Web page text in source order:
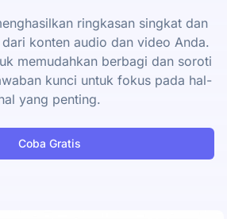
ringkasan singkat dan
konten audio dan video Anda.
memudahkan berbagi dan soroti
kunci untuk fokus pada hal-
yang penting.
Coba Gratis